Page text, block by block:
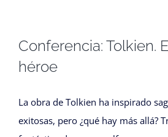
Conferencia: Tolkien.
héroe
La obra de Tolkien ha inspirado
exitosas, pero ¿qué hay más allá?